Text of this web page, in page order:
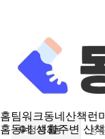
홈팀워크동네산책런
홈동네 생활주변 산책
정자3동